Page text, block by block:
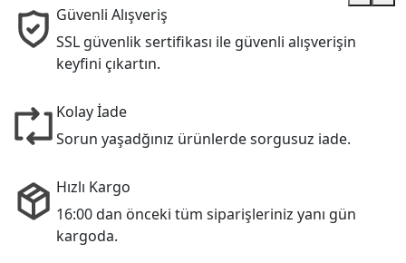
Güvenli Alışveriş
SSL güvenlik sertifikası ile güvenli alışverişin
keyfini çıkartın.
Kolay İade
Sorun yaşadğınız ürünlerde sorgusuz iade.
Hızlı Kargo
16:00 dan önceki tüm siparişleriniz yanı gün
kargoda.